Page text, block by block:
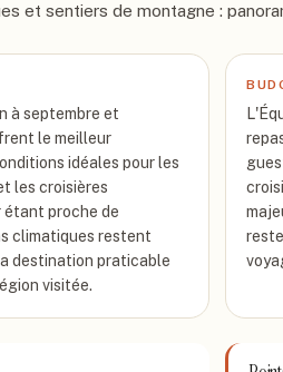
et sentiers de montagne :
à septembre et
le meilleur
idéales pour les
les croisières
étant proche de
climatiques restent
destination praticable
visitée.